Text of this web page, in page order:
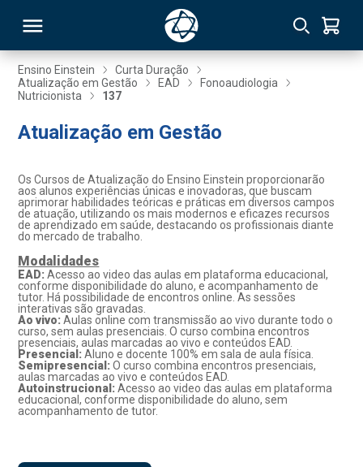
Ensino Einstein
Curta Duração
Atualização em Gestão
EAD
Fonoaudiologia
Nutricionista
137
Atualização em Gestão
Os Cursos de Atualização do Ensino Einstein proporcionarão
aos alunos experiências únicas e inovadoras, que buscam
aprimorar habilidades teóricas e práticas em diversos campos
de atuação, utilizando os mais modernos e eficazes recursos
de aprendizado em saúde, destacando os profissionais diante
do mercado de trabalho.
Modalidades
EAD:Acesso ao video das aulas em plataforma educacional,
conforme disponibilidade do aluno, e acompanhamento de
tutor. Há possibilidade de encontros online. As sessões
interativas são gravadas.
Ao vivo: Aulas online com transmissão ao vivo durante todo o
curso, sem aulas presenciais. O curso combina encontros
presenciais, aulas marcadas ao vivo e conteúdos EAD.
Presencial:Aluno e docente 100% em sala de aula física.
Semipresencial:O curso combina encontros presenciais,
aulas marcadas ao vivo e conteúdos EAD.
Autoinstrucional:Acesso ao video das aulas em plataforma
educacional, conforme disponibilidade do aluno, sem
acompanhamento de tutor.